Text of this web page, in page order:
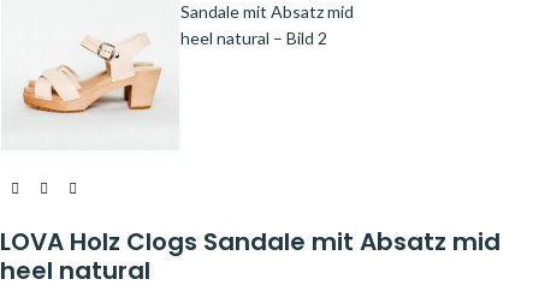
LOVA Holz Clogs Sandale mit Absatz mid
heel natural